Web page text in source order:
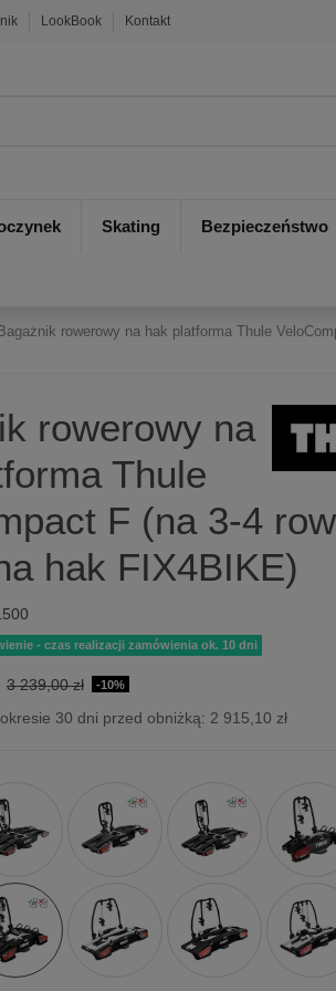
LookBook Kontakt
Skating Bezpieczeństwo
Bagażnik rowerowy na hak platforma Thule
rowerowy na
Thule
F (na 3-4
hak FIX4BIKE)
- czas realizacji zamówienia ok. 10 dni
3 239,00 zł -10%
30 dni przed obniżką: 2 915,10 zł